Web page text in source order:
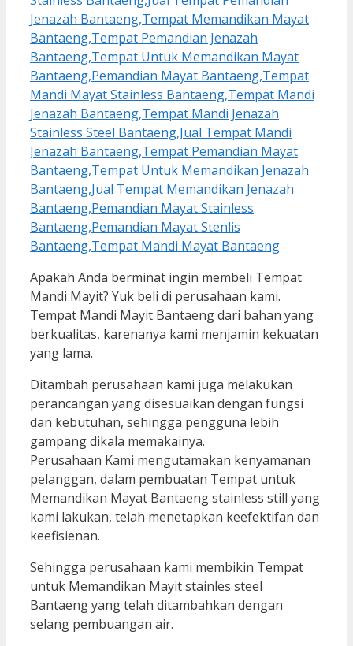
Apakah Anda berminat ingin membeli Tempat
Mandi Mayit? Yuk beli di perusahaan kami.
Tempat Mandi Mayit Bantaeng dari bahan yang
berkualitas, karenanya kami menjamin kekuatan
yang lama.
Ditambah perusahaan kami juga melakukan
perancangan yang disesuaikan dengan fungsi
dan kebutuhan, sehingga pengguna lebih
gampang dikala memakainya.
Perusahaan Kami mengutamakan kenyamanan
pelanggan, dalam pembuatan Tempat untuk
Memandikan Mayat Bantaeng stainless still yang
kami lakukan, telah menetapkan keefektifan dan
keefisienan.
Sehingga perusahaan kami membikin Tempat
untuk Memandikan Mayit stainles steel
Bantaeng yang telah ditambahkan dengan
selang pembuangan air.